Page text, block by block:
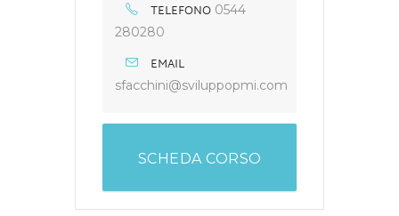
TELEFONO 0544
280280
EMAIL
sfacchini@sviluppopmi.com
SCHEDA CORSO